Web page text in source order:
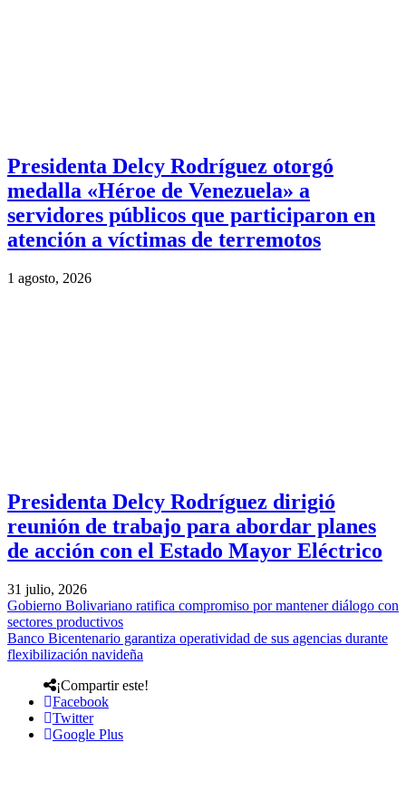
Presidenta Delcy Rodríguez otorgó
medalla «Héroe de Venezuela» a
servidores públicos que participaron en
atención a víctimas de terremotos
1 agosto, 2026
Presidenta Delcy Rodríguez dirigió
reunión de trabajo para abordar planes
de acción con el Estado Mayor Eléctrico
31 julio, 2026
Gobierno Bolivariano ratifica compromiso por mantener diálogo con
sectores productivos
Banco Bicentenario garantiza operatividad de sus agencias durante
flexibilización navideña
¡Compartir este!
Facebook
Twitter
Google Plus